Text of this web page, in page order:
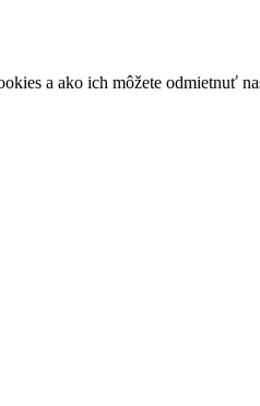
a ako ich môžete odmietnuť